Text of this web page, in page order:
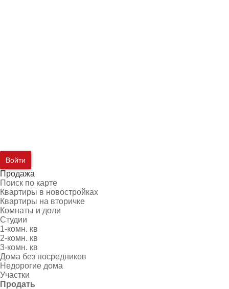
Войти
Продажа
Поиск по карте
Квартиры в новостройках
Квартиры на вторичке
Комнаты и доли
Студии
1-комн. кв
2-комн. кв
3-комн. кв
Дома без посредников
Недорогие дома
Участки
Продать